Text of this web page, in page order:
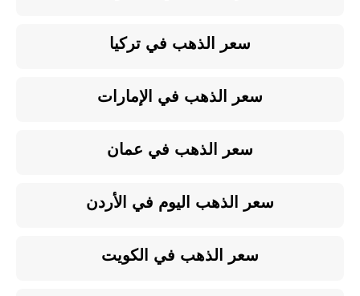
سعر الذهب في تركيا
سعر الذهب في الإمارات
سعر الذهب في عمان
سعر الذهب اليوم في الأردن
سعر الذهب في الكويت